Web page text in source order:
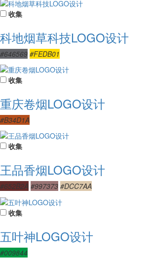
收集
科地烟草科技LOGO设计
#646569 #FEDB01
收集
重庆卷烟LOGO设计
#B34D1A
收集
王品香烟LOGO设计
#652B2A #997373 #DCC7AA
收集
五叶神LOGO设计
#009844